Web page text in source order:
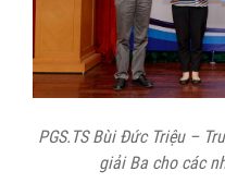
PGS.TS Bùi Đức Triệu –
giải Ba cho các